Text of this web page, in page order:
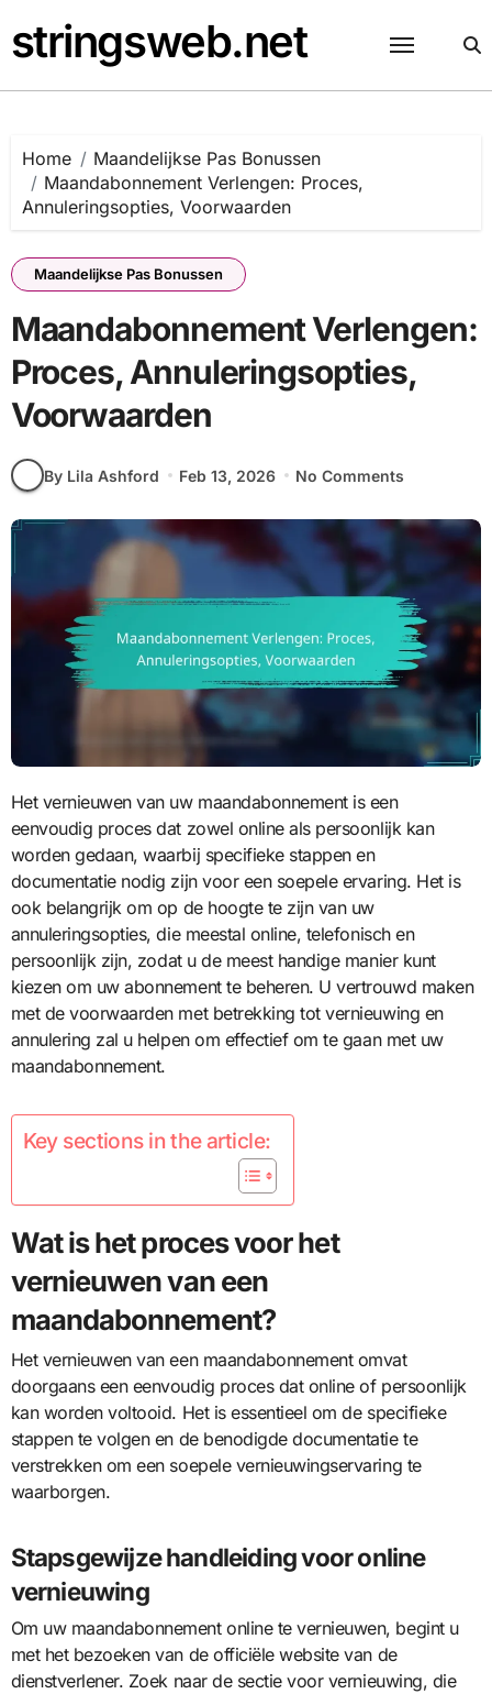
to
content
stringsweb.net
Home
Maandelijkse Pas Bonussen
Maandabonnement Verlengen: Proces,
Annuleringsopties, Voorwaarden
Maandelijkse Pas Bonussen
Maandabonnement Verlengen:
Proces, Annuleringsopties,
Voorwaarden
By Lila Ashford Feb 13, 2026 No Comments
Het vernieuwen van uw maandabonnement is een
eenvoudig proces dat zowel online als persoonlijk kan
worden gedaan, waarbij specifieke stappen en
documentatie nodig zijn voor een soepele ervaring. Het is
ook belangrijk om op de hoogte te zijn van uw
annuleringsopties, die meestal online, telefonisch en
persoonlijk zijn, zodat u de meest handige manier kunt
kiezen om uw abonnement te beheren. U vertrouwd maken
met de voorwaarden met betrekking tot vernieuwing en
annulering zal u helpen om effectief om te gaan met uw
maandabonnement.
Key sections in the article:
Wat is het proces voor het
vernieuwen van een
maandabonnement?
Het vernieuwen van een maandabonnement omvat
doorgaans een eenvoudig proces dat online of persoonlijk
kan worden voltooid. Het is essentieel om de specifieke
stappen te volgen en de benodigde documentatie te
verstrekken om een soepele vernieuwingservaring te
waarborgen.
Stapsgewijze handleiding voor online
vernieuwing
Om uw maandabonnement online te vernieuwen, begint u
met het bezoeken van de officiële website van de
dienstverlener. Zoek naar de sectie voor vernieuwing, die